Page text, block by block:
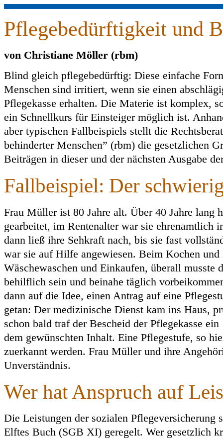
Pflegebedürftigkeit und
von Christiane Möller (rbm)
Blind gleich pflegebedürftig: Diese einfache
Menschen sind irritiert, wenn sie einen
Pflegekasse erhalten. Die Materie ist komplex,
ein Schnellkurs für Einsteiger möglich ist.
aber typischen Fallbeispiels stellt die
behinderter Menschen” (rbm) die gesetzlichen
Beiträgen in dieser und der nächsten Ausgabe
Fallbeispiel: Der
Frau Müller ist 80 Jahre alt. Über 40 Jahre lang
gearbeitet, im Rentenalter war sie ehrenamtlich
dann ließ ihre Sehkraft nach, bis sie fast
war sie auf Hilfe angewiesen. Beim Kochen und
Wäschewaschen und Einkaufen, überall musste
behilflich sein und beinahe täglich
dann auf die Idee, einen Antrag auf eine
getan: Der medizinische Dienst kam ins Haus,
schon bald traf der Bescheid der Pflegekasse
dem gewünschten Inhalt. Eine Pflegestufe, so
zuerkannt werden. Frau Müller und ihre
Unverständnis.
Wer hat Anspruch auf
Die Leistungen der sozialen Pflegeversicherung
Elftes Buch (SGB XI) geregelt. Wer gesetzlich